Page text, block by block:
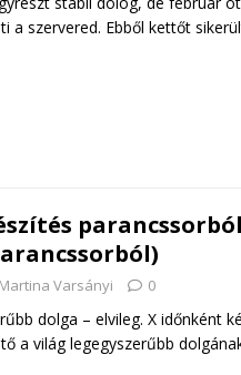
a szervered. Ebből kettőt
Martina Varsányi 0
dolga – elvileg. X időnként
a világ legegyszerűbb